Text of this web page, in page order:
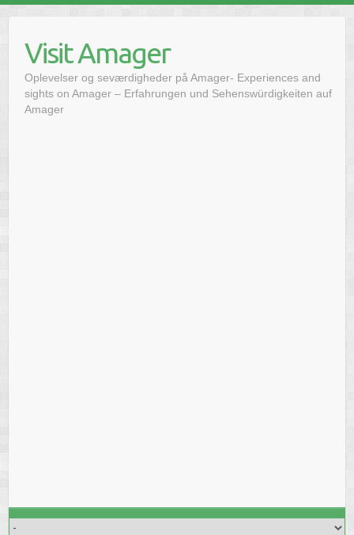
contentVisit Amager
Oplevelser og seværdigheder på Amager- Experiences and
sights on Amager – Erfahrungen und Sehenswürdigkeiten auf
Amager